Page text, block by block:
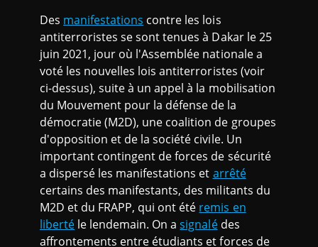
Des manifestations contre les lois
antiterroristes se sont tenues à Dakar le 25
juin 2021, jour où l'Assemblée nationale a
voté les nouvelles lois antiterroristes (voir
ci-dessus), suite à un appel à la mobilisation
du Mouvement pour la défense de la
démocratie (M2D), une coalition de groupes
d'opposition et de la société civile. Un
important contingent de forces de sécurité
a dispersé les manifestations et arrêté
certains des manifestants, des militants du
M2D et du FRAPP, qui ont été remis en
liberté le lendemain. On asignalédes
affrontements entre étudiants et forces de